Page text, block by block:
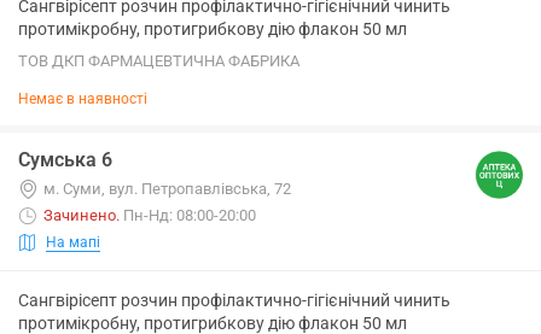
Сангвірісепт розчин профілактично-гігієнічний чинить
протимікробну, протигрибкову дію флакон 50 мл
ТОВ ДКП ФАРМАЦЕВТИЧНА ФАБРИКА
Немає в наявності
Сумська 6
м. Суми, вул. Петропавлівська, 72
Зачинено. Пн-Нд: 08:00-20:00
На мапі
Сангвірісепт розчин профілактично-гігієнічний чинить
протимікробну, протигрибкову дію флакон 50 мл